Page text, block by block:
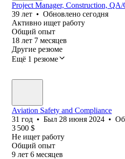
Project Manager, Construction,
39 лет • Обновлено сегодня
Активно ищет работу
Общий опыт
18 лет 7 месяцев
Другие резюме
Ещё 1 резюме
Aviation Safety and Compliance
31 год • Был 28 июня 2024 •
3 500 $
Не ищет работу
Общий опыт
9 лет 6 месяцев